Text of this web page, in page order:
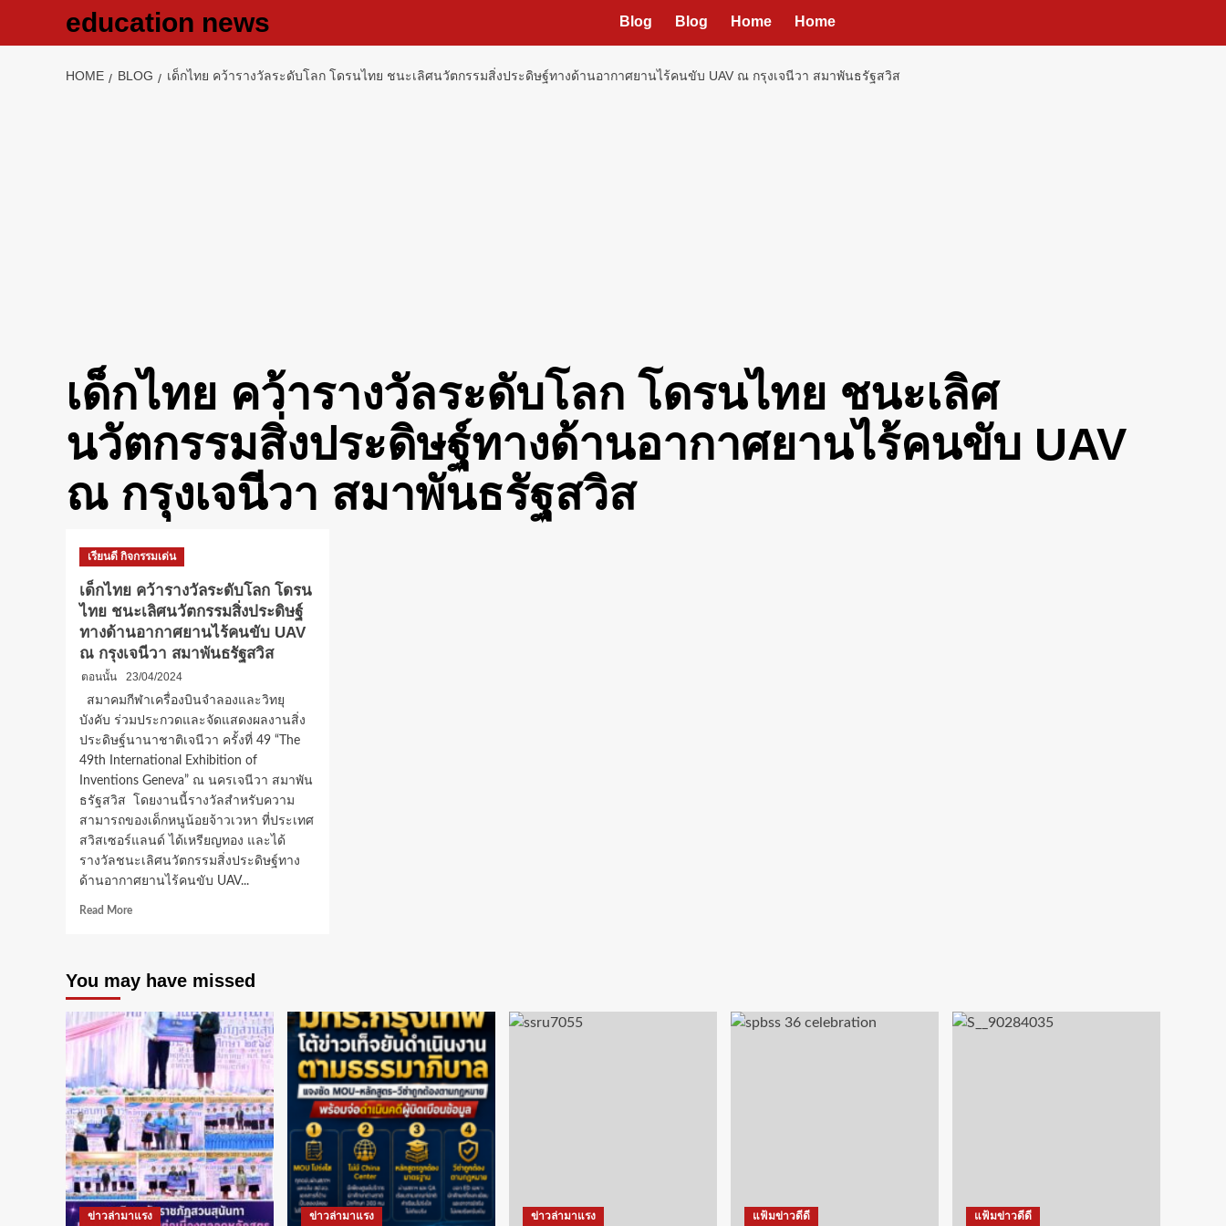
education news Blog Blog Home Home
HOME BLOG เด็กไทย คว้ารางวัลระดับโลก โดรนไทย ชนะเลิศนวัตกรรมสิ่งประดิษฐ์ทางด้านอากาศยานไร้คนขับ UAV ณ กรุงเจนีวา สมาพันธรัฐสวิส
เด็กไทย คว้ารางวัลระดับโลก โดรนไทย ชนะเลิศ
นวัตกรรมสิ่งประดิษฐ์ทางด้านอากาศยานไร้คนขับ UAV
ณ กรุงเจนีวา สมาพันธรัฐสวิส
เรียนดี กิจกรรมเด่น
เด็กไทย คว้ารางวัลระดับโลก โดรน
ไทย ชนะเลิศนวัตกรรมสิ่งประดิษฐ์
ทางด้านอากาศยานไร้คนขับ UAV
ณ กรุงเจนีวา สมาพันธรัฐสวิส
ตอนนั้น
23/04/2024
สมาคมกีฬาเครื่องบินจำลองและวิทยุ
บังคับ ร่วมประกวดและจัดแสดงผลงานสิ่ง
ประดิษฐ์นานาชาติเจนีวา ครั้งที่ 49 “The
49th International Exhibition of
Inventions Geneva” ณ นครเจนีวา สมาพัน
ธรัฐสวิส โดยงานนี้รางวัลสำหรับความ
สามารถของเด็กหนูน้อยจ้าวเวหา ที่ประเทศ
สวิสเซอร์แลนด์ ได้เหรียญทอง และได้
รางวัลชนะเลิศนวัตกรรมสิ่งประดิษฐ์ทาง
ด้านอากาศยานไร้คนขับ UAV...
Read MoreRead
ไทย
คว้า
รางวัล
ระดับ
โลก
รน
ไทย
ชนะ
เลิศ
นวัตกรรม
สิ่ง
ประดิษฐ์
ทาง
ด้าน
You may have missed
ข่าวล่ามาแรง ข่าวล่ามาแรง ข่าวล่ามาแรง แฟ้มข่าวดีดี แฟ้มข่าวดีดี